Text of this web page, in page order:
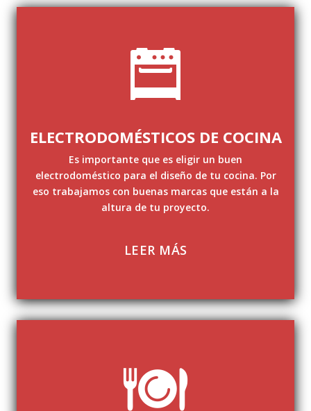
ELECTRODOMÉSTICOS DE COCINA
Es importante que es eligir un buen
electrodoméstico para el diseño de tu cocina. Por
eso trabajamos con buenas marcas que están a la
altura de tu proyecto.
LEER MÁS